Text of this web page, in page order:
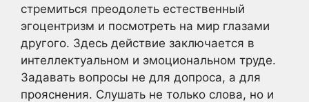
стремиться преодолеть естественный
эгоцентризм и посмотреть на мир глазами
другого. Здесь действие заключается в
интеллектуальном и эмоциональном труде.
Задавать вопросы не для допроса, а для
прояснения. Слушать не только слова, но и